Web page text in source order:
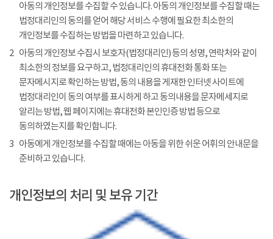
아동의 개인정보를 수집할 수 있습니다. 아동의 개인정보를 수집할 때는
법정대리인의 동의를 얻어 해당 서비스 수행에 필요한 최소한의
개인정보를 수집하는 방법을 마련하고 있습니다.
2 아동의 개인정보 수집시 보호자(법정대리인) 등의 성명, 연락처와 같이
최소한의 정보를 요구하고, 법정대리인의 휴대전화 통화 또는
문자메시지로 확인하는 방법, 동의 내용을 게재한 인터넷 사이트에
법정대리인이 동의 여부를 표시하게 하고 동의내용을 문자메세지로
알리는 방법, 웹 페이지에는 휴대전화 본인인증 방법 등으로
동의하였는지를 확인합니다.
3 아동에게 개인정보를 수집할 때에는 아동을 위한 쉬운 어휘의 안내문을
준비하고 있습니다.
개인정보의 처리 및 보유 기간